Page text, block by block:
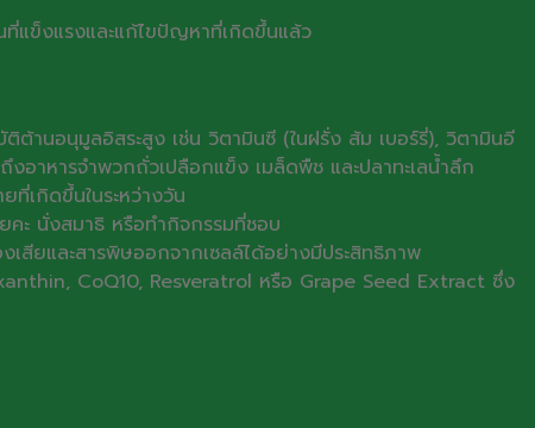
แข็งแรงและแก้ไขปัญหาที่เกิดขึ้นแล้ว
ต้านอนุมูลอิสระสูง เช่น วิตามินซี (ในฝรั่ง ส้ม เบอร์รี่), วิตามินอี
งอาหารจำพวกถั่วเปลือกแข็ง เมล็ดพืช และปลาทะเลน้ำลึก
เกิดขึ้นในระหว่างวัน
คะ นั่งสมาธิ หรือทำกิจกรรมที่ชอบ
สียและสารพิษออกจากเซลล์ได้อย่างมีประสิทธิภาพ
CoQ10, Resveratrol หรือ Grape Seed Extract ซึ่ง